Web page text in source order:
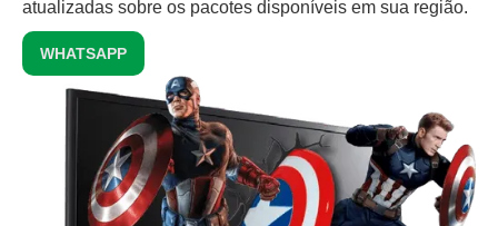
atualizadas sobre os pacotes disponíveis em sua região.
WHATSAPP